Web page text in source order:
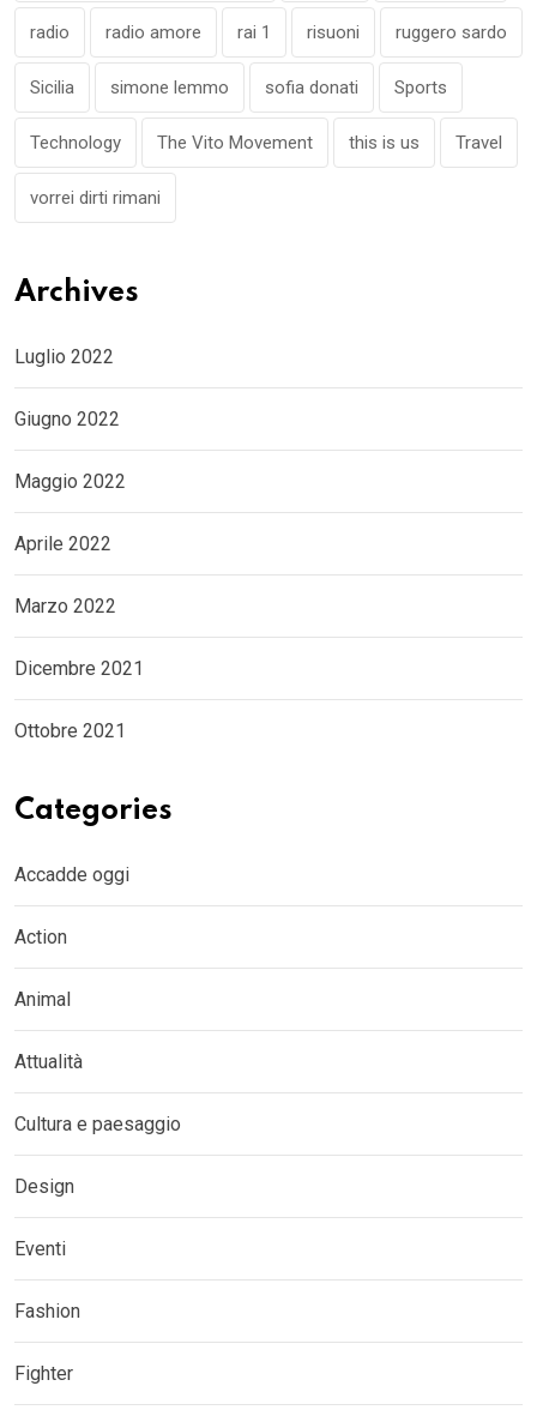
radio radio amore rai 1 risuoni ruggero sardo
Sicilia simone lemmo sofia donati Sports
Technology The Vito Movement this is us Travel
vorrei dirti rimani
Archives
Luglio 2022
Giugno 2022
Maggio 2022
Aprile 2022
Marzo 2022
Dicembre 2021
Ottobre 2021
Categories
Accadde oggi
Action
Animal
Attualità
Cultura e paesaggio
Design
Eventi
Fashion
Fighter